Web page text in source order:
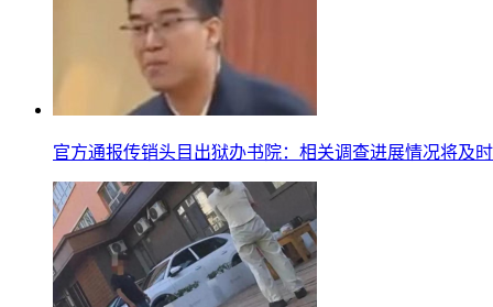
官方通报传销头目出狱办书院：相关调查进展情况将及